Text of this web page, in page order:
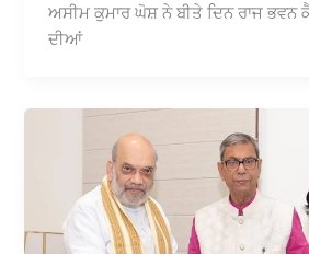
ਅਸੀਮ ਕੁਮਾਰ ਘੋਸ਼ ਨੇ ਬੀਤੇ ਦਿਨ ਰਾਜ ਭਵਨ
ਦੀਆਂ